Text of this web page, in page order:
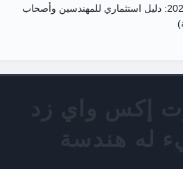
تكلفة بناء المتر المربع 2026: دليل استثماري للمهندسين وأصحاب